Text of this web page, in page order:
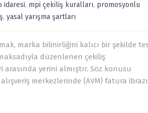
idaresi, mpi çekiliş kuralları, promosyonlu
, yasal yarışma şartları
marka bilinirliğini kalıcı bir şekilde
düzenlenen çekiliş
yerini almıştır. Söz konusu
merkezlerinde (AVM) fatura ibrazı